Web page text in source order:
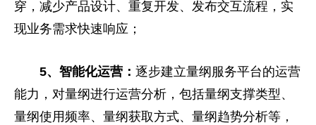
穿，减少产品设计、重复开发、发布交互流程，实
现业务需求快速响应；
5、智能化运营： 逐步建立量纲服务平台的运营
能力，对量纲进行运营分析，包括量纲支撑类型、
量纲使用频率、量纲获取方式、量纲趋势分析等，